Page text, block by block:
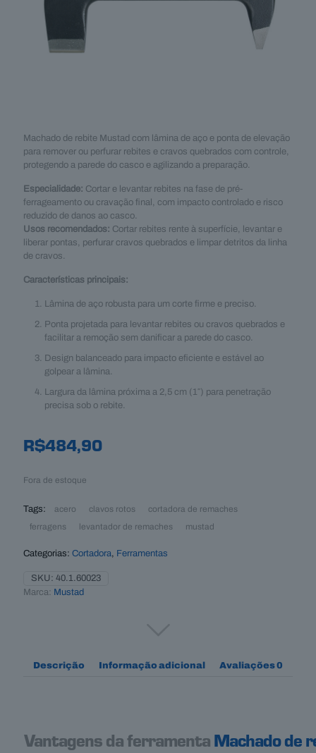
Machado de rebite Mustad com lâmina de aço e ponta de elevação
para remover ou perfurar rebites e cravos quebrados com controle,
protegendo a parede do casco e agilizando a preparação.
Especialidade: Cortar e levantar rebites na fase de pré-
ferrageamento ou cravação final, com impacto controlado e risco
reduzido de danos ao casco.
Usos recomendados: Cortar rebites rente à superfície, levantar e
liberar pontas, perfurar cravos quebrados e limpar detritos da linha
de cravos.
Características principais:
Lâmina de aço robusta para um corte firme e preciso.
Ponta projetada para levantar rebites ou cravos quebrados e
facilitar a remoção sem danificar a parede do casco.
Design balanceado para impacto eficiente e estável ao
golpear a lâmina.
Largura da lâmina próxima a 2,5 cm (1″) para penetração
precisa sob o rebite.
R$484,90
Fora de estoque
Tags: acero clavos rotos cortadora de remaches
ferragens levantador de remaches mustad
Categorias: Cortadora, Ferramentas
SKU: 40.1.60023
Marca: Mustad
Descrição Informação adicional Avaliações0
Vantagens da ferramenta Machado de